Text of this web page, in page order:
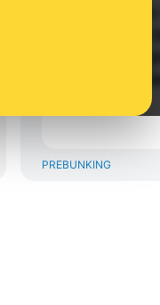
Las
para
alimentos:
y
PREBUNKING